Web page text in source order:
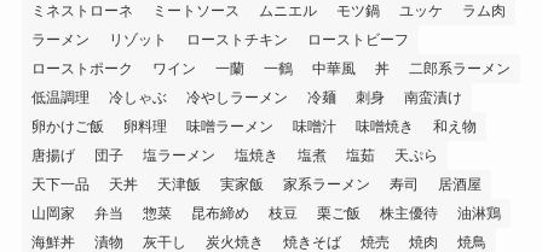
ミネストローネ
ミートソース ムニエル モツ鍋 ユッケ
ラム肉
ラーメン
リゾット ローストチキン
ローストビーフ
ローストポーク
ワイン 一蘭 一鶴 中華風 丼
二郎系ラーメン
低温調理
冷しゃぶ 冷やしラーメン 冷麺 刺身
南蛮漬け
卵かけご飯
卵料理 味噌ラーメン 味噌汁 味噌焼き
和え物
唐揚げ
団子 塩ラーメン 塩焼き 塩煮 塩茹
天ぷら
天下一品
天丼 天津飯 実家飯 家系ラーメン 寿司
居酒屋
山岡家
弁当 惣菜 昆布締め 枝豆 栗ご飯 株主優待
油淋鶏
海鮮丼
漬物 灰干し 炭火焼き 焼きそば 焼売 焼肉
焼鳥